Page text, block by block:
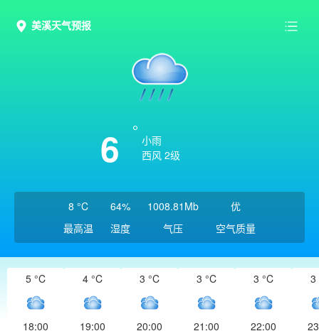
美溪天气预报
6
小雨
西风 2级
8 °C
最高温
64%
湿度
1008.81Mb
气压
优
空气质量
5 °C
18:00
4 °C
19:00
3 °C
20:00
3 °C
21:00
3 °C
22:00
3